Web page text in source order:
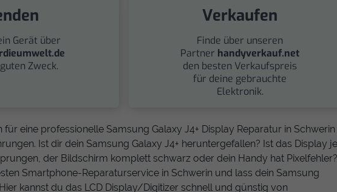
Gerät über
Zweck.
Verkaufen
Finde über unseren
Partner handyverkauf.net
den besten Verkaufspreis
für deine gebrauchte
Elektronik.
für eine professionelle Samsung Galaxy J4+ Display Reparatur in Schwerin
Ist dir dein Samsung Galaxy J4+ heruntergefallen? Ist das Display
der Bildschirm komplett schwarz oder dein Handy hat Pixelfehler?
Smartphone-Reparaturservice in Schwerin und lass dein Samsung
kannst du das LCD Display/Digitizer schnell und günstig von